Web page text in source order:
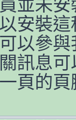
並未
安裝
以參
訊息
頁的頁